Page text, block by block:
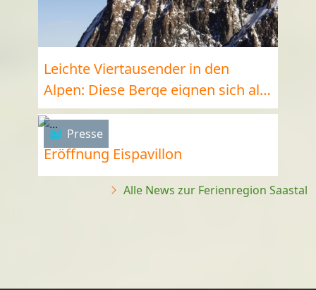
Leichte Viertausender in den
Alpen: Diese Berge eignen sich als
4000er-Hochtour für Einsteiger
Eröffnung Eispavillon
Presse
Alle News zur Ferienregion Saastal